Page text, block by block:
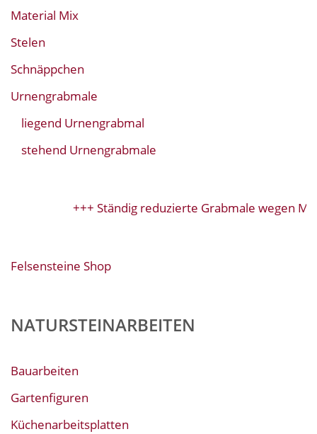
Material Mix
Stelen
Schnäppchen
Urnengrabmale
liegend Urnengrabmal
stehend Urnengrabmale
+++ Ständig reduzierte Grabmale wegen
Felsensteine Shop
NATURSTEINARBEITEN
Bauarbeiten
Gartenfiguren
Küchenarbeitsplatten